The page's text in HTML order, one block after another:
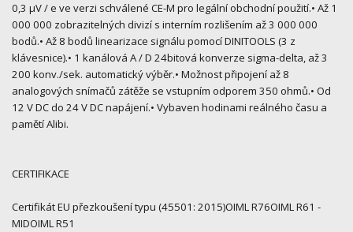
0,3 µV / e ve verzi schválené CE-M pro legální obchodní použití.• Až 1
000 000 zobrazitelných divizí s interním rozlišením až 3 000 000
bodů.• Až 8 bodů linearizace signálu pomocí DINITOOLS (3 z
klávesnice).• 1 kanálová A / D 24bitová konverze sigma-delta, až 3
200 konv./sek. automatický výběr.• Možnost připojení až 8
analogových snímačů zátěže se vstupním odporem 350 ohmů.• Od
12 V DC do 24 V DC napájení.• Vybaven hodinami reálného času a
pamětí Alibi.
CERTIFIKACE
Certifikát EU přezkoušení typu (45501: 2015)OIML R76OIML R61 -
MIDOIML R51